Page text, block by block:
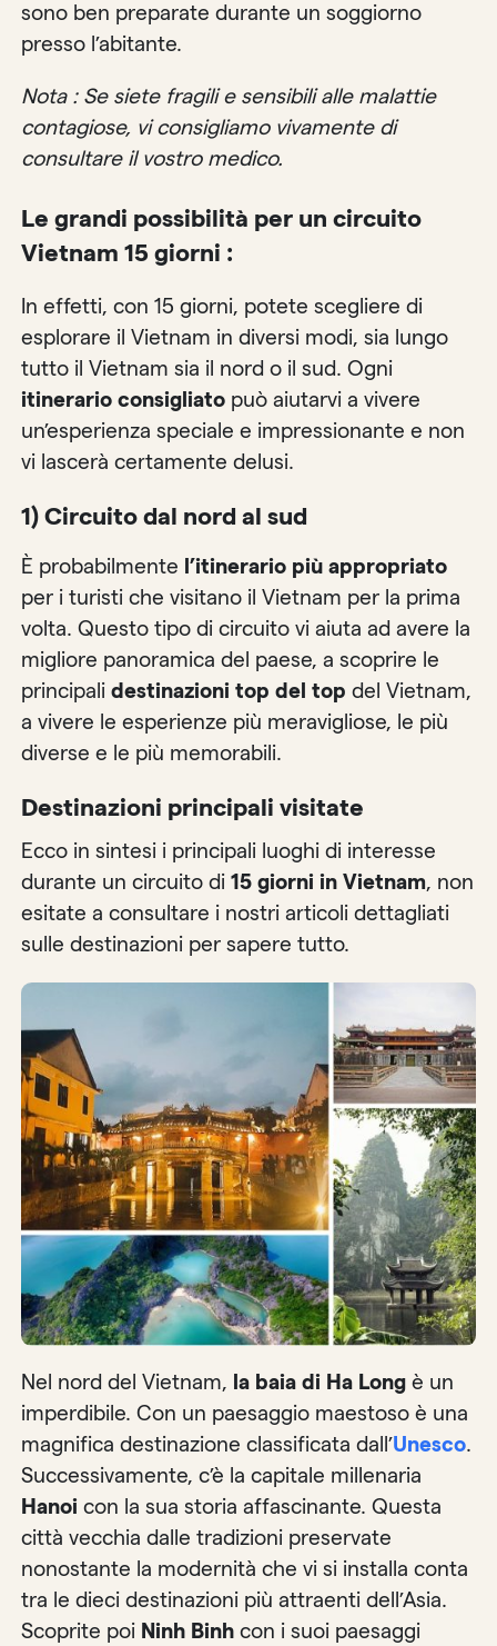
sono ben preparate durante un soggiorno
presso l’abitante.
Nota : Se siete fragili e sensibili alle malattie
contagiose, vi consigliamo vivamente di
consultare il vostro medico.
Le grandi possibilità per un circuito
Vietnam 15 giorni :
In effetti, con 15 giorni, potete scegliere di
esplorare il Vietnam in diversi modi, sia lungo
tutto il Vietnam sia il nord o il sud. Ogni
itinerario consigliato può aiutarvi a vivere
un’esperienza speciale e impressionante e non
vi lascerà certamente delusi.
1) Circuito dal nord al sud
È probabilmente l’itinerario più appropriato
per i turisti che visitano il Vietnam per la prima
volta. Questo tipo di circuito vi aiuta ad avere la
migliore panoramica del paese, a scoprire le
principalidestinazioni top del top del Vietnam,
a vivere le esperienze più meravigliose, le più
diverse e le più memorabili.
Destinazioni principali visitate
Ecco in sintesi i principali luoghi di interesse
durante un circuito di15 giorni in Vietnam, non
esitate a consultare i nostri articoli dettagliati
sulle destinazioni per sapere tutto.
Nel nord del Vietnam, la baia di Ha Long è un
imperdibile. Con un paesaggio maestoso è una
magnifica destinazione classificata dall’Unesco.
Successivamente, c’è la capitale millenaria
Hanoi con la sua storia affascinante. Questa
città vecchia dalle tradizioni preservate
nonostante la modernità che vi si installa conta
tra le dieci destinazioni più attraenti dell’Asia.
Scoprite poi Ninh Binh con i suoi paesaggi